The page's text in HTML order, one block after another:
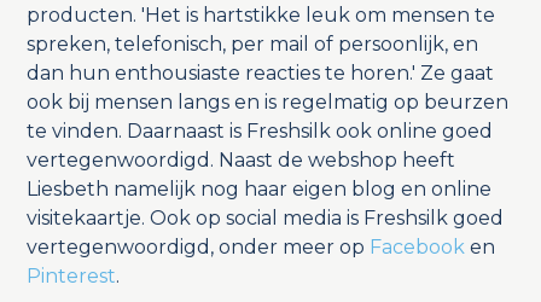
producten. 'Het is hartstikke leuk om mensen te
spreken, telefonisch, per mail of persoonlijk, en
dan hun enthousiaste reacties te horen.' Ze gaat
ook bij mensen langs en is regelmatig op beurzen
te vinden. Daarnaast is Freshsilk ook online goed
vertegenwoordigd. Naast de webshop heeft
Liesbeth namelijk nog haar eigen blog en online
visitekaartje. Ook op social media is Freshsilk goed
vertegenwoordigd, onder meer op Facebooken
Pinterest.